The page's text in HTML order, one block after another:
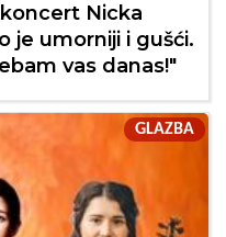
Nicka
je umorniji i gušći.
vas danas!"
GLAZBA